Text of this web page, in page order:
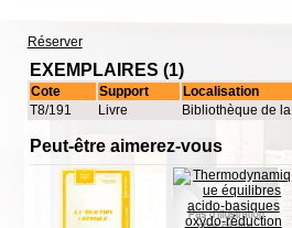
Réserver
EXEMPLAIRES (1)
Cote Support
Localisation
T8/191
Livre Bibliothèque de
Peut-être aimerez-vous